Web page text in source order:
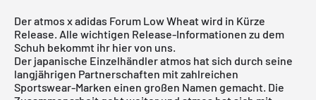
Der atmos x adidas Forum Low Wheat wird in Kürze
Release. Alle wichtigen Release-Informationen zu dem
Schuh bekommt ihr hier von uns.
Der japanische Einzelhändler atmos hat sich durch seine
langjährigen Partnerschaften mit zahlreichen
Sportswear-Marken einen großen Namen gemacht. Die